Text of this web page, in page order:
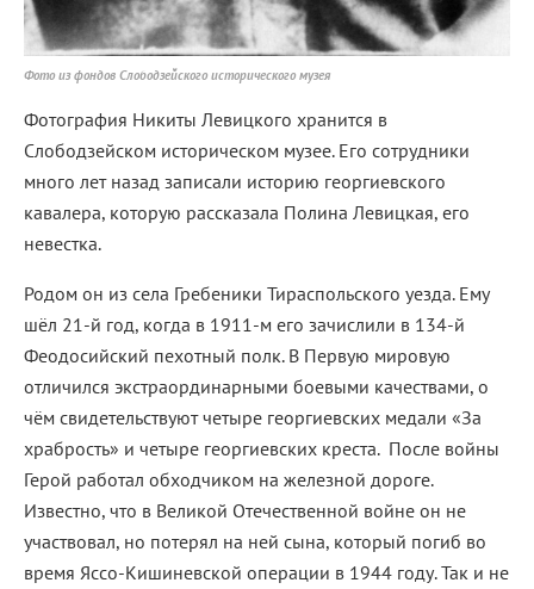
Фото из фондов Слободзейского исторического музея
Фотография Никиты Левицкого хранится в
Слободзейском историческом музее. Его сотрудники
много лет назад записали историю георгиевского
кавалера, которую рассказала Полина Левицкая, его
невестка.
Родом он из села Гребеники Тираспольского уезда. Ему
шёл 21-й год, когда в 1911-м его зачислили в 134-й
Феодосийский пехотный полк. В Первую мировую
отличился экстраординарными боевыми качествами, о
чём свидетельствуют четыре георгиевских медали «За
храбрость» и четыре георгиевских креста. После войны
Герой работал обходчиком на железной дороге.
Известно, что в Великой Отечественной войне он не
участвовал, но потерял на ней сына, который погиб во
время Яссо-Кишиневской операции в 1944 году. Так и не